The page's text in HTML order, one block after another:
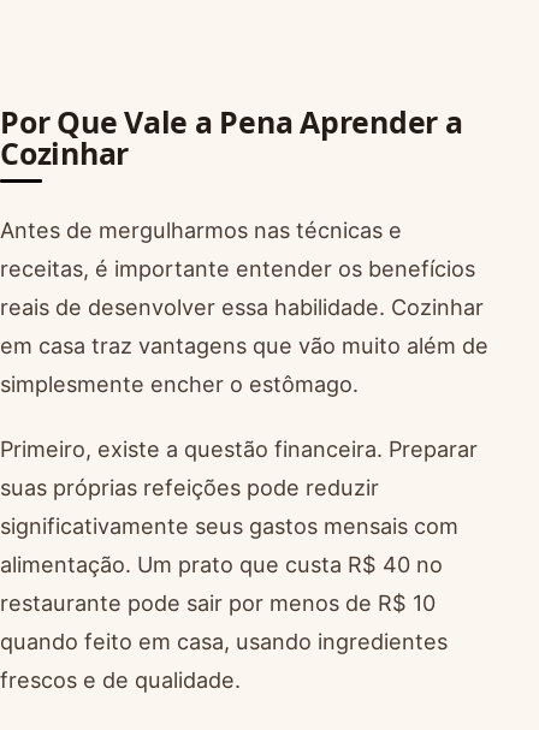
Por Que Vale a Pena Aprender a
Cozinhar
Antes de mergulharmos nas técnicas e
receitas, é importante entender os benefícios
reais de desenvolver essa habilidade. Cozinhar
em casa traz vantagens que vão muito além de
simplesmente encher o estômago.
Primeiro, existe a questão financeira. Preparar
suas próprias refeições pode reduzir
significativamente seus gastos mensais com
alimentação. Um prato que custa R$ 40 no
restaurante pode sair por menos de R$ 10
quando feito em casa, usando ingredientes
frescos e de qualidade.